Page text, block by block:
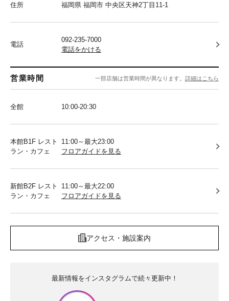
住所 福岡県 福岡市 中央区天神2丁目11-1
電話
092-235-7000
電話をかける
営業時間 一部店舗は営業時間が異なります。 詳細はこちら
全館 10:00-20:30
本館B1F レスト
ラン・カフェ
11:00～最大23:00
フロアガイドを見る
新館B2F レスト
ラン・カフェ
11:00～最大22:00
フロアガイドを見る
アクセス・施設案内
最新情報をインスタグラムで続々更新中！